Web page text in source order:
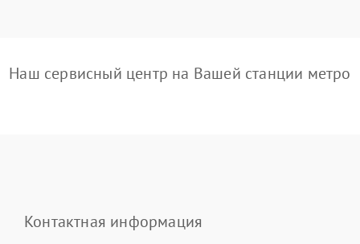
Наш сервисный центр на Вашей станции метро
Контактная информация